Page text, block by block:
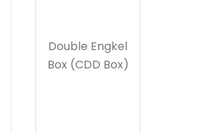
Double Engkel
Box (CDD Box)